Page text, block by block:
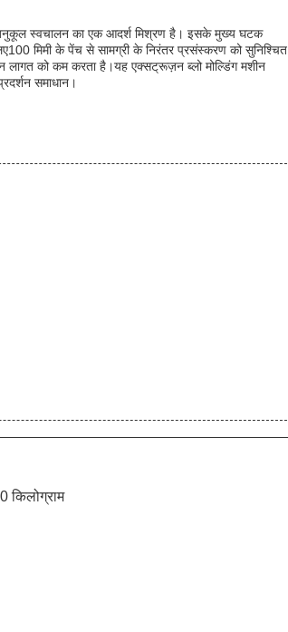
के अनुकूल स्वचालन का एक आदर्श मिश्रण है। इसके मुख्य घटक
मिमी के पेंच से सामग्री के निरंतर प्रसंस्करण को सुनिश्चित
लागत को कम करता है।यह एक्सट्रूज़न ब्लो मोल्डिंग मशीन
समाधान।
किलोग्राम